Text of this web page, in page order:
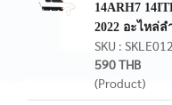
14ARH7
2022 อะไหล่
SKU : SKLE012
590 THB
(Product)